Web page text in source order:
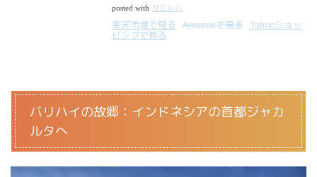
posted with カエレバ
楽天市場で見る Amazonで見る Yahooショッ
ピングで見る
バリハイの故郷：インドネシアの首都ジャカ
ルタへ